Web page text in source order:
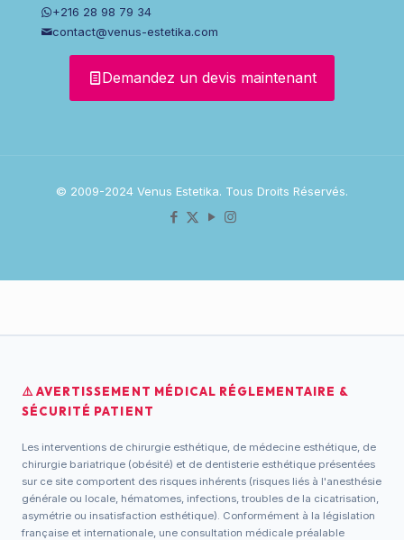
+216 28 98 79 34
contact@venus-estetika.com
Demandez un devis maintenant
© 2009-2024 Venus Estetika. Tous Droits Réservés.
⚠️ AVERTISSEMENT MÉDICAL RÉGLEMENTAIRE &
SÉCURITÉ PATIENT
Les interventions de chirurgie esthétique, de médecine esthétique, de
chirurgie bariatrique (obésité) et de dentisterie esthétique présentées
sur ce site comportent des risques inhérents (risques liés à l'anesthésie
générale ou locale, hématomes, infections, troubles de la cicatrisation,
asymétrie ou insatisfaction esthétique). Conformément à la législation
française et internationale, une consultation médicale préalable